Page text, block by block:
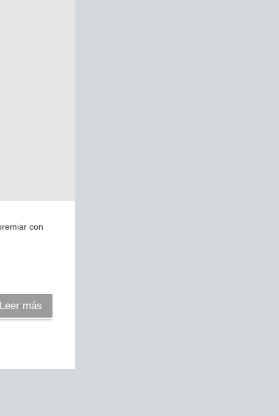
con
Leer más